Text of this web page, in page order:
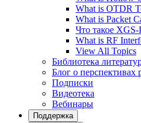
What is OTDR
What is Packet
Что такое
What is RF
View All Topics
Библиотека
Блог о перспективах
Подписки
Видеотека
Вебинары
Поддержка